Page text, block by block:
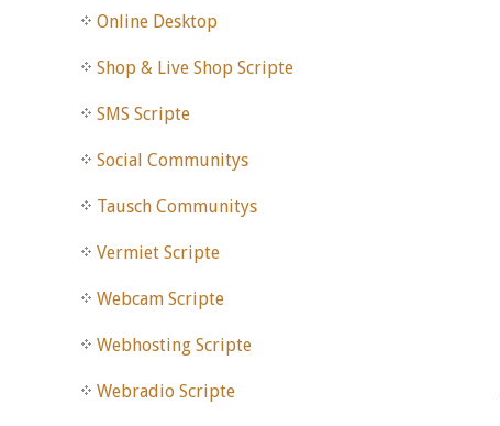
Online Desktop
Shop & Live Shop Scripte
SMS Scripte
Social Communitys
Tausch Communitys
Vermiet Scripte
Webcam Scripte
Webhosting Scripte
Webradio Scripte